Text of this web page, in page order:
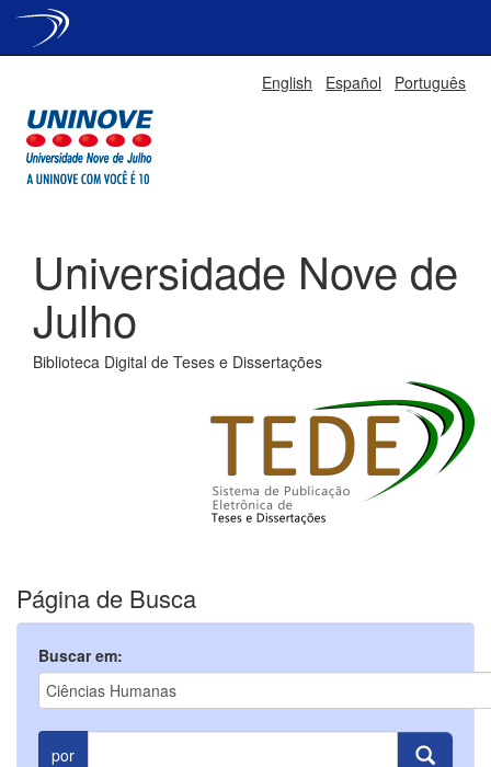
English Español Português
Universidade Nove de
Julho
Biblioteca Digital de Teses e Dissertações
Página de Busca
Buscar em:
por